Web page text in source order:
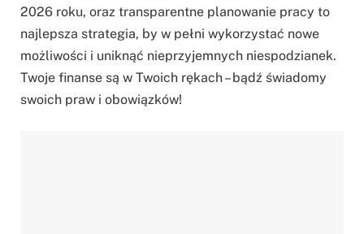
2026 roku, oraz transparentne planowanie pracy to
najlepsza strategia, by w pełni wykorzystać nowe
możliwości i uniknąć nieprzyjemnych niespodzianek.
Twoje finanse są w Twoich rękach – bądź świadomy
swoich praw i obowiązków!